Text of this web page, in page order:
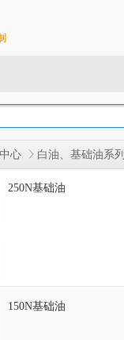
心 白油、基础油系列
250N基础油
150N基础油